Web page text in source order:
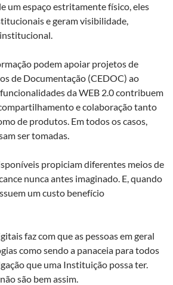
um espaço estritamente físico, eles
e geram visibilidade,
podem apoiar projetos de
de Documentação (CEDOC) ao
da WEB 2.0 contribuem
e colaboração tanto
de produtos. Em todos os casos,
ser tomadas.
propiciam diferentes meios de
nunca antes imaginado. E, quando
um custo benefício
faz com que as pessoas em geral
como sendo a panaceia para todos
que uma Instituição possa ter.
são bem assim.